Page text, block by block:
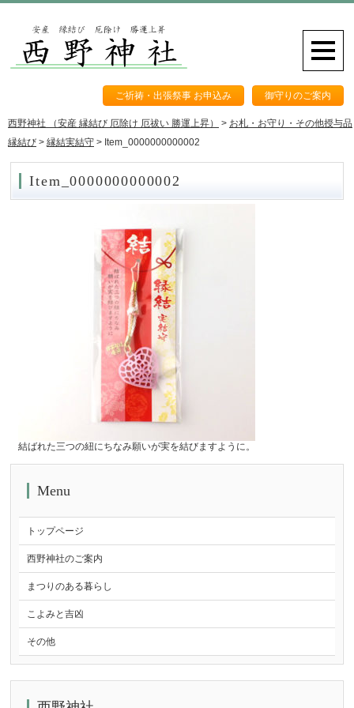
ご祈祷・出張祭事 お申込み 御守りのご案内
西野神社 （安産 縁結び 厄除け 厄祓い 勝運上昇） > お札・お守り・その他授与品
縁結び > 縁結実結守 > Item_0000000000002
Item_0000000000002
結ばれた三つの紐にちなみ願いが実を結びますように。
Menu
トップページ
西野神社のご案内
まつりのある暮らし
こよみと吉凶
その他